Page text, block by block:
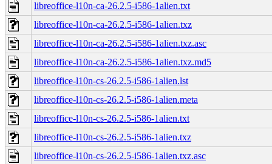
libreoffice-l10n-ca-26.2.5-i586-1alien.txt
libreoffice-l10n-ca-26.2.5-i586-1alien.txz
libreoffice-l10n-ca-26.2.5-i586-1alien.txz.asc
libreoffice-l10n-ca-26.2.5-i586-1alien.txz.md5
libreoffice-l10n-cs-26.2.5-i586-1alien.lst
libreoffice-l10n-cs-26.2.5-i586-1alien.meta
libreoffice-l10n-cs-26.2.5-i586-1alien.txt
libreoffice-l10n-cs-26.2.5-i586-1alien.txz
libreoffice-l10n-cs-26.2.5-i586-1alien.txz.asc